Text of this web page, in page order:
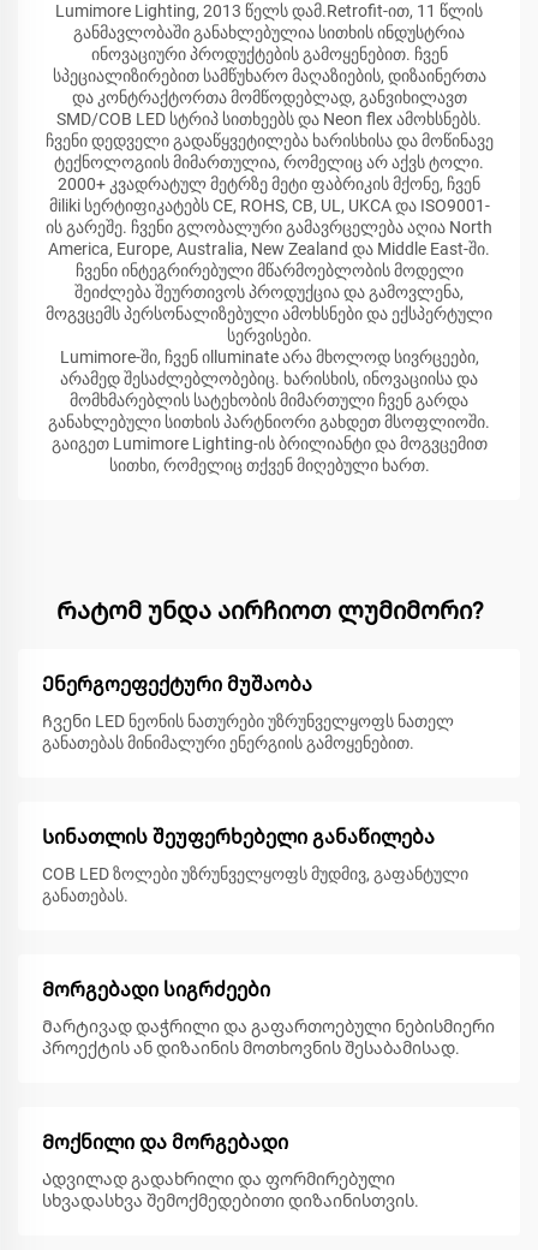
Lumimore Lighting, 2013 წელს დამ.Retrofit-ით, 11 წლის
განმავლობაში განახლებულია სითხის ინდუსტრია
ინოვაციური პროდუქტების გამოყენებით. ჩვენ
სპეციალიზირებით სამწუხარო მაღაზიების, დიზაინერთა
და კონტრაქტორთა მომწოდებლად, განვიხილავთ
SMD/COB LED სტრიპ სითხეებს და Neon flex ამოხსნებს.
ჩვენი დედველი გადაწყვეტილება ხარისხისა და მოწინავე
ტექნოლოგიის მიმართულია, რომელიც არ აქვს ტოლი.
2000+ კვადრატულ მეტრზე მეტი ფაბრიკის მქონე, ჩვენ
მiliki სერტიფიკატებს CE, ROHS, CB, UL, UKCA და ISO9001-
ის გარეშე. ჩვენი გლობალური გამავრცელება აღია North
America, Europe, Australia, New Zealand და Middle East-ში.
ჩვენი ინტეგრირებული მწარმოებლობის მოდელი
შეიძლება შეურთივოს პროდუქცია და გამოვლენა,
მოგვცემს პერსონალიზებული ამოხსნები და ექსპერტული
სერვისები.
Lumimore-ში, ჩვენ იlluminate არა მხოლოდ სივრცეები,
არამედ შესაძლებლობებიც. ხარისხის, ინოვაციისა და
მომხმარებლის სატეხობის მიმართული ჩვენ გარდა
განახლებული სითხის პარტნიორი გახდეთ მსოფლიოში.
გაიგეთ Lumimore Lighting-ის ბრილიანტი და მოგვცემით
სითხი, რომელიც თქვენ მიღებული ხართ.
Რატომ უნდა აირჩიოთ ლუმიმორი?
Ენერგოეფექტური მუშაობა
Ჩვენი LED ნეონის ნათურები უზრუნველყოფს ნათელ
განათებას მინიმალური ენერგიის გამოყენებით.
Სინათლის შეუფერხებელი განაწილება
COB LED ზოლები უზრუნველყოფს მუდმივ, გაფანტული
განათებას.
Მორგებადი სიგრძეები
Მარტივად დაჭრილი და გაფართოებული ნებისმიერი
პროექტის ან დიზაინის მოთხოვნის შესაბამისად.
Მოქნილი და მორგებადი
Ადვილად გადახრილი და ფორმირებული
სხვადასხვა შემოქმედებითი დიზაინისთვის.